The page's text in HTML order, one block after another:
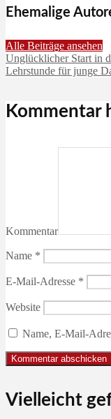
Ehemalige
Alle Beiträge ansehen
Unglücklicher Start in
Lehrstunde für junge
Kommentar
Kommentar
Name *
E-Mail-Adresse *
Website
Name, E-Mail-
Vielleicht